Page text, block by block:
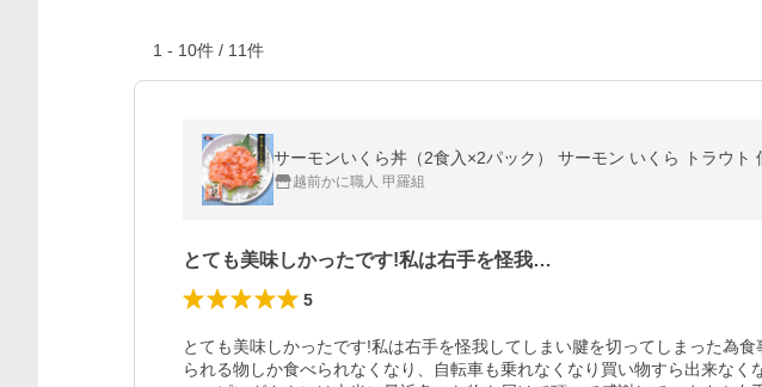
1 - 10件 / 11件
サーモンいくら丼（2食入×2パック） サーモン いくら トラウト
越前かに職人 甲羅組
とても美味しかったです!私は右手を怪我…
5
とても美味しかったです!私は右手を怪我してしまい腱を切ってしまった為
られる物しか食べられなくなり、自転車も乗れなくなり買い物すら出来なく